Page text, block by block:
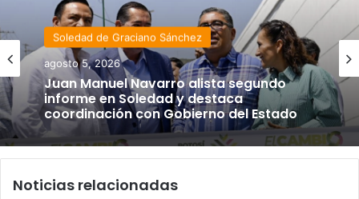
Soledad de Graciano Sánchez
agosto 5, 2026
Juan Manuel Navarro alista segundo
informe en Soledad y destaca
coordinación con Gobierno del Estado
Noticias relacionadas